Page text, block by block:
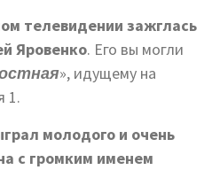
телевидении зажглась
Яровенко. Его вы могли
», идущему на
1.
молодого и очень
с громким именем